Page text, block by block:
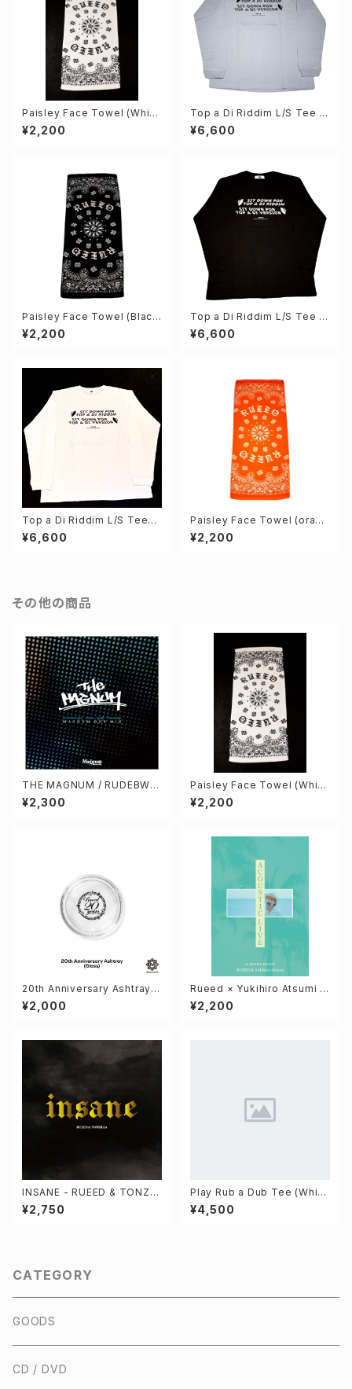
Paisley Face Towel (Whit
e)
¥2,200
Top a Di Riddim L/S Tee (S
moky Blue)
¥6,600
Paisley Face Towel (Blac
k)
¥2,200
Top a Di Riddim L/S Tee (S
umi Black)
¥6,600
Top a Di Riddim L/S Tee
(White)
¥6,600
Paisley Face Towel (orang
e)
¥2,200
その他の商品
THE MAGNUM / RUDEBWO
Y FACE, RUEED, AKANE, KIL
LANAMI
¥2,300
Paisley Face Towel (Whit
e)
¥2,200
20th Anniversary Ashtray
(Glass)
¥2,000
Rueed × Yukihiro Atsumi A
cousticLive DVD
¥2,200
INSANE - RUEED & TONZIL
LA (CD)
¥2,750
Play Rub a Dub Tee (Whit
e)
¥4,500
CATEGORY
GOODS
CD / DVD